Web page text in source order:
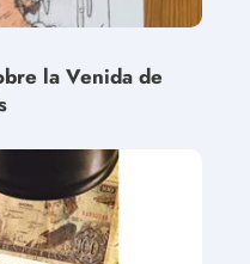
la Venida de